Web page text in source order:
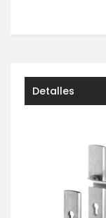
Detalles